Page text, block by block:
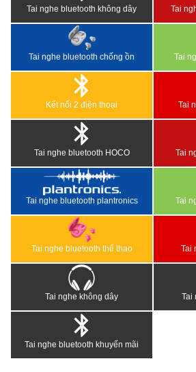
Tai nghe bluetooth không dây Tai
Tai nghe bluetooth chống ồn Tai
Kết nối 2 điện thoại Tai
Tai nghe bluetooth HOCO Tai
Tai nghe bluetooth plantronics Tai
Tai nghe bluetooth thể thao Tai
Tai nghe không dây Tai
Tai nghe bluetooth khuyến mãi